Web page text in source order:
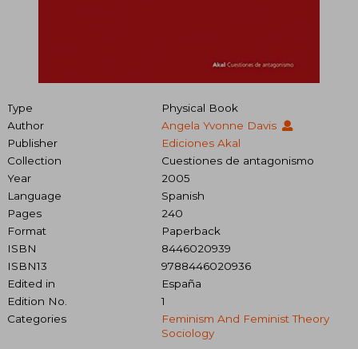
Type
Physical Book
Author
Angela Yvonne Davis
Publisher
Ediciones Akal
Collection
Cuestiones de antagonismo
Year
2005
Language
Spanish
Pages
240
Format
Paperback
ISBN
8446020939
ISBN13
9788446020936
Edited in
España
Edition No.
1
Categories
Feminism And Feminist Theory
Sociology